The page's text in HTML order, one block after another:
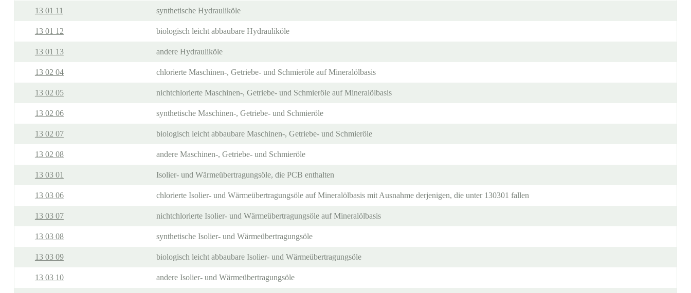
13 01 11 synthetische Hydrauliköle
13 01 12 biologisch leicht abbaubare Hydrauliköle
13 01 13 andere Hydrauliköle
13 02 04 chlorierte Maschinen-, Getriebe- und Schmieröle auf Mineralölbasis
13 02 05 nichtchlorierte Maschinen-, Getriebe- und Schmieröle auf Mineralölbasis
13 02 06 synthetische Maschinen-, Getriebe- und Schmieröle
13 02 07 biologisch leicht abbaubare Maschinen-, Getriebe- und Schmieröle
13 02 08 andere Maschinen-, Getriebe- und Schmieröle
13 03 01 Isolier- und Wärmeübertragungsöle, die PCB enthalten
13 03 06 chlorierte Isolier- und Wärmeübertragungsöle auf Mineralölbasis mit Ausnahme derjenigen, die unter 130301 fallen
13 03 07 nichtchlorierte Isolier- und Wärmeübertragungsöle auf Mineralölbasis
13 03 08 synthetische Isolier- und Wärmeübertragungsöle
13 03 09 biologisch leicht abbaubare Isolier- und Wärmeübertragungsöle
13 03 10 andere Isolier- und Wärmeübertragungsöle